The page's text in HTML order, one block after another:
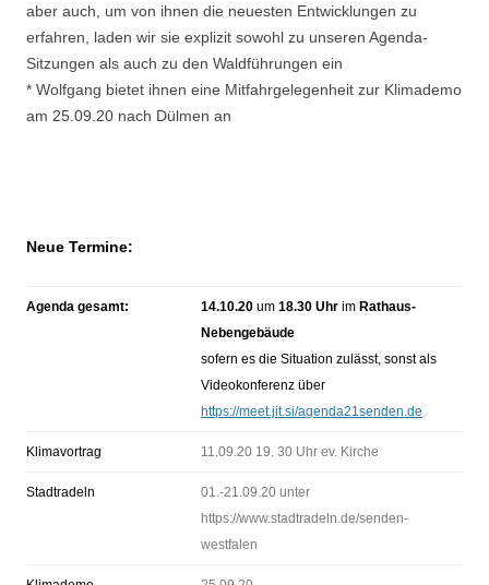
aber auch, um von ihnen die neuesten Entwicklungen zu
erfahren, laden wir sie explizit sowohl zu unseren Agenda-
Sitzungen als auch zu den Waldführungen ein
* Wolfgang bietet ihnen eine Mitfahrgelegenheit zur Klimademo
am 25.09.20 nach Dülmen an
Neue Termine:
Agenda gesamt: 14.10.20 um 18.30 Uhr im Rathaus-
Nebengebäude
sofern es die Situation zulässt, sonst als
Videokonferenz über
https://meet.jit.si/agenda21senden.de
Klimavortrag 11.09.20 19. 30 Uhr ev. Kirche
Stadtradeln
01.-21.09.20 unter
https://www.stadtradeln.de/senden-
westfalen